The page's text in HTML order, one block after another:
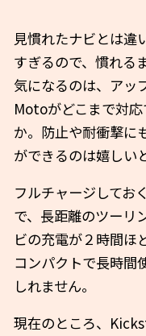
見慣れたナビとは違
すぎるので、慣れる
気になるのは、アッ
Motoがどこまで対
か。防止や耐衝撃に
ができるのは嬉しい
フルチャージしてお
で、長距離のツーリ
ビの充電が２時間ほ
コンパクトで長時間
しれません。
現在のところ、